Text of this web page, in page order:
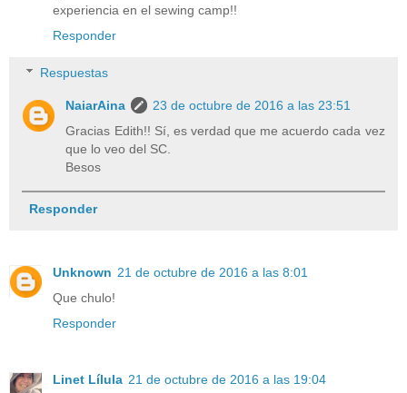
experiencia en el sewing camp!!
Responder
Respuestas
NaiarAina
23 de octubre de 2016 a las 23:51
Gracias Edith!! Sí, es verdad que me acuerdo cada vez
que lo veo del SC.
Besos
Responder
Unknown 21 de octubre de 2016 a las 8:01
Que chulo!
Responder
Linet Lílula 21 de octubre de 2016 a las 19:04